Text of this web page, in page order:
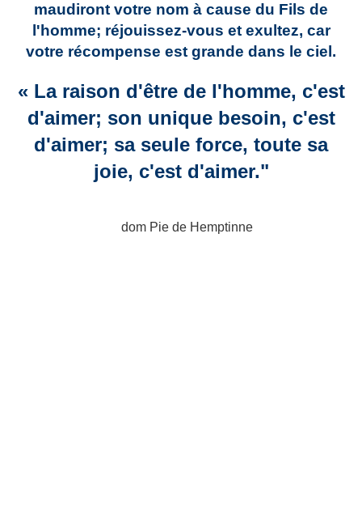
maudiront votre nom à cause du Fils de
l'homme; réjouissez-vous et exultez, car
votre récompense est grande dans le ciel.
« La raison d'être de l'homme, c'est
d'aimer; son unique besoin, c'est
d'aimer; sa seule force, toute sa
joie, c'est d'aimer."
dom Pie de Hemptinne